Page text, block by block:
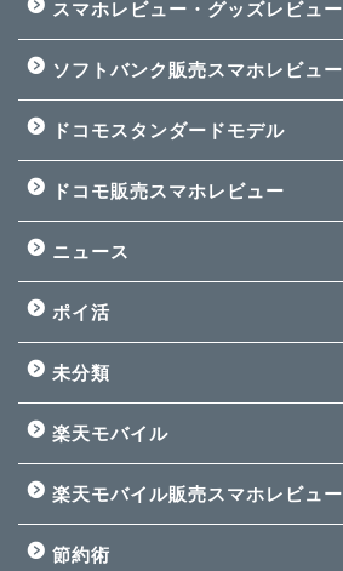
スマホレビュー・グッズレビュー
ソフトバンク販売スマホレビュー
ドコモスタンダードモデル
ドコモ販売スマホレビュー
ニュース
ポイ活
未分類
楽天モバイル
楽天モバイル販売スマホレビュー
節約術